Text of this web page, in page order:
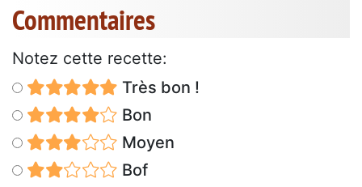
Commentaires
Notez cette recette:
Très bon !
Bon
Moyen
Bof